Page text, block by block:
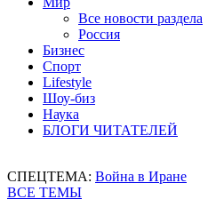
Все новости раздела
Россия
Бизнес
Спорт
Lifestyle
Шоу-биз
Наука
БЛОГИ ЧИТАТЕЛЕЙ
СПЕЦТЕМА: Война в Иране
ВСЕ ТЕМЫ